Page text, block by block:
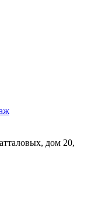
дом 20,